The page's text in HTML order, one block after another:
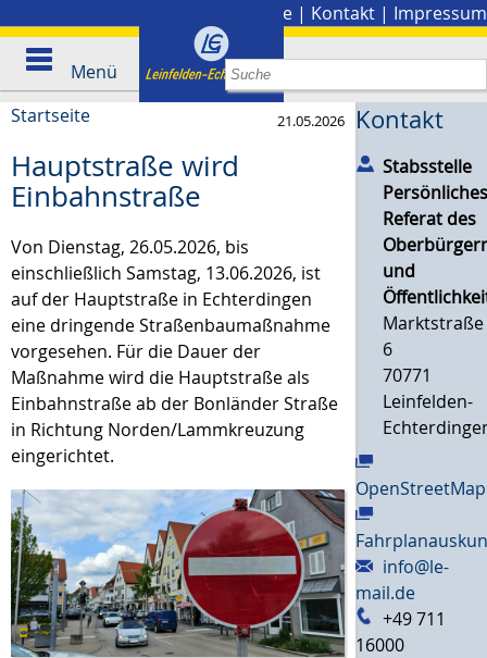
Presse | Kontakt | Impressum
Menü
Startseite
Hauptstraße wird
Einbahnstraße
Von Dienstag, 26.05.2026, bis
einschließlich Samstag, 13.06.2026, ist
auf der Hauptstraße in Echterdingen
eine dringende Straßenbaumaßnahme
vorgesehen. Für die Dauer der
Maßnahme wird die Hauptstraße als
Einbahnstraße ab der Bonländer Straße
in Richtung Norden/Lammkreuzung
eingerichtet.
21.05.2026 Kontakt
Stabsstelle
Referat des
und
Marktstraße
6
70771
Leinfelden-
OpenStreetMap
info@le-
mail.de
+49 711
16000